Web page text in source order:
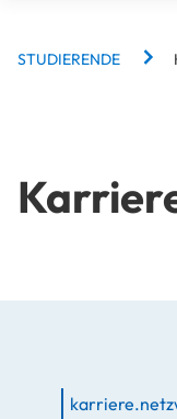
You are here:
BREADCRUMBS
STUDIERENDE